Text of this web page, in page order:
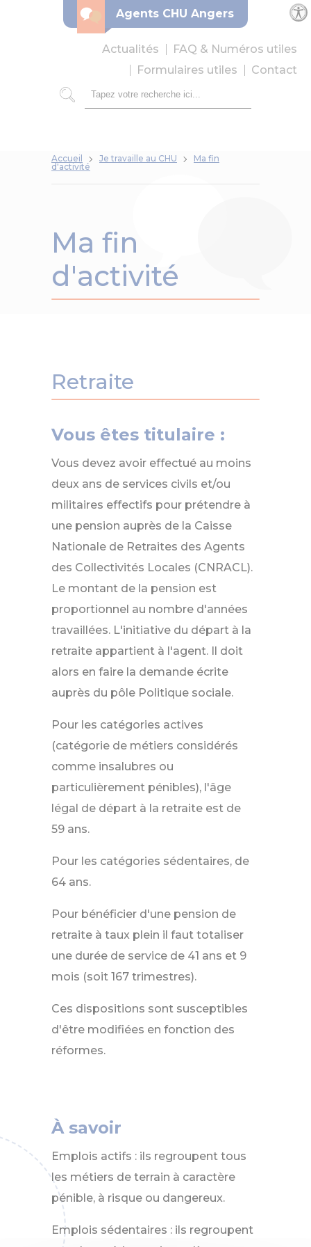
Agents CHU Angers
Rechercher
Actualités
FAQ & Numéros utiles
Formulaires utiles
Contact
Accueil Je travaille au CHU
Ma fin
d'activité
Ma fin
d'activité
Retraite
Vous êtes titulaire :
Vous devez avoir effectué au moins
deux ans de services civils et/ou
militaires effectifs pour prétendre à
une pension auprès de la Caisse
Nationale de Retraites des Agents
des Collectivités Locales (CNRACL).
Le montant de la pension est
proportionnel au nombre d'années
travaillées. L'initiative du départ à la
retraite appartient à l'agent. Il doit
alors en faire la demande écrite
auprès du pôle Politique sociale.
Pour les catégories actives
(catégorie de métiers considérés
comme insalubres ou
particulièrement pénibles), l'âge
légal de départ à la retraite est de
59 ans.
Pour les catégories sédentaires, de
64 ans.
Pour bénéficier d'une pension de
retraite à taux plein il faut totaliser
une durée de service de 41 ans et 9
mois (soit 167 trimestres).
Ces dispositions sont susceptibles
d'être modifiées en fonction des
réformes.
À savoir
Emplois actifs : ils regroupent tous
les métiers de terrain à caractère
pénible, à risque ou dangereux.
Emplois sédentaires : ils regroupent
Panneau de gestion des cookies